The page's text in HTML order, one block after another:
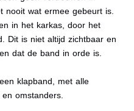
nooit wat ermee gebeurt is.
in het karkas, door het
Dit is niet altijd zichtbaar en
dat de band in orde is.
klapband, met alle
omstanders.